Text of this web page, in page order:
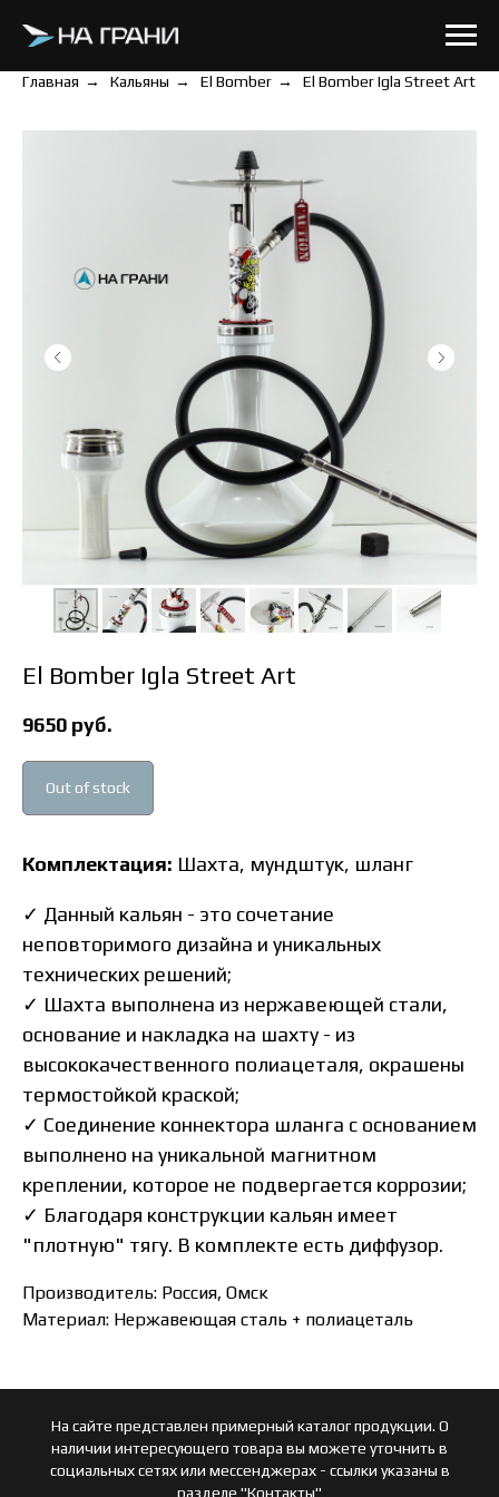
Главная → Кальяны → El Bomber → El Bomber Igla Street Art
El Bomber Igla Street Art
9650 руб.
Out of stock
Комплектация: Шахта, мундштук, шланг
✓ Данный кальян - это сочетание
неповторимого дизайна и уникальных
технических решений;
✓ Шахта выполнена из нержавеющей стали,
основание и накладка на шахту - из
высококачественного полиацеталя, окрашены
термостойкой краской;
✓ Соединение коннектора шланга с основанием
выполнено на уникальной магнитном
креплении, которое не подвергается коррозии;
✓ Благодаря конструкции кальян имеет
"плотную" тягу. В комплекте есть диффузор.
Производитель: Россия, Омск
Материал: Нержавеющая сталь + полиацеталь
На сайте представлен примерный каталог продукции. О
наличии интересующего товара вы можете уточнить в
социальных сетях или мессенджерах - ссылки указаны в
разделе "Контакты"